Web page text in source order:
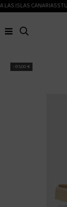
ISLAS CANARIAS
-85,00 €